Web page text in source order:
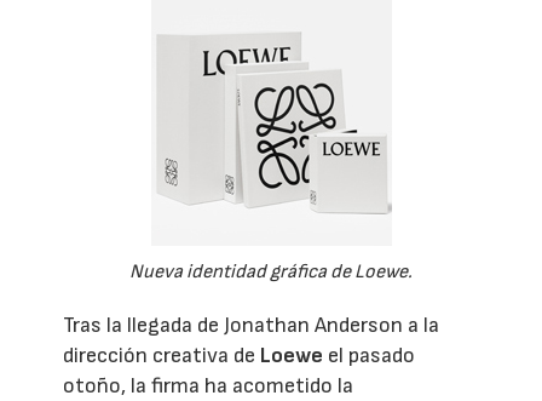
Nueva identidad gráfica de Loewe.
Tras la llegada de Jonathan Anderson a la
dirección creativa de Loewe el pasado
otoño, la firma ha acometido la